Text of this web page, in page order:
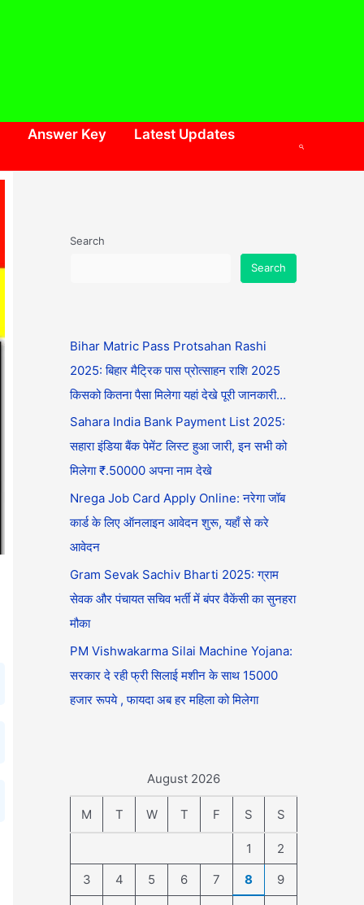
Answer Key
Latest Updates
Search
Search
Search
Bihar Matric Pass Protsahan Rashi
2025: बिहार मैट्रिक पास प्रोत्साहन राशि 2025
किसको कितना पैसा मिलेगा यहां देखे पूरी जानकारी…
Sahara India Bank Payment List 2025:
सहारा इंडिया बैंक पेमेंट लिस्ट हुआ जारी, इन सभी को
मिलेगा ₹.50000 अपना नाम देखे
Nrega Job Card Apply Online: नरेगा जॉब
कार्ड के लिए ऑनलाइन आवेदन शुरू, यहाँ से करे
आवेदन
Gram Sevak Sachiv Bharti 2025: ग्राम
सेवक और पंचायत सचिव भर्ती में बंपर वैकेंसी का सुनहरा
मौका
PM Vishwakarma Silai Machine Yojana:
सरकार दे रही फ्री सिलाई मशीन के साथ 15000
हजार रूपये , फायदा अब हर महिला को मिलेगा
August 2026
M T W T F S S
1
2
3
4 5 6 7 8 9